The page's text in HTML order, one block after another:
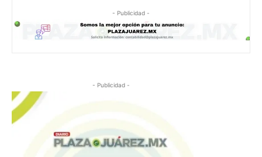
- Publicidad -
- Publicidad -